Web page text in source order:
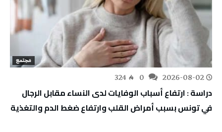
مجتمع
2026-08-02
324
دراسة : ارتفاع أسباب الوفايات لدى النساء مقابل الرجال
في تونس بسبب أمراض القلب وارتفاع ضغط الدم والتغذية